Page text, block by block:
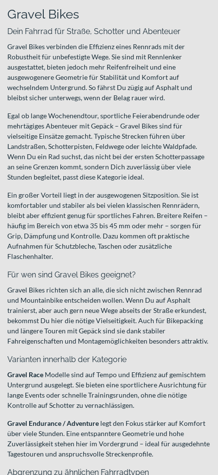
Gravel Bikes
Dein Fahrrad für Straße, Schotter und Abenteuer
Gravel Bikes verbinden die Effizienz eines Rennrads mit der
Robustheit für unbefestigte Wege. Sie sind mit Rennlenker
ausgestattet, bieten jedoch mehr Reifenfreiheit und eine
ausgewogenere Geometrie für Stabilität und Komfort auf
wechselndem Untergrund. So fährst Du zügig auf Asphalt und
bleibst sicher unterwegs, wenn der Belag rauer wird.
Egal ob lange Wochenendtour, sportliche Feierabendrunde oder
mehrtägiges Abenteuer mit Gepäck – Gravel Bikes sind für
vielseitige Einsätze gemacht. Typische Strecken führen über
Landstraßen, Schotterpisten, Feldwege oder leichte Waldpfade.
Wenn Du ein Rad suchst, das nicht bei der ersten Schotterpassage
an seine Grenzen kommt, sondern Dich zuverlässig über viele
Stunden begleitet, passt diese Kategorie ideal.
Ein großer Vorteil liegt in der ausgewogenen Sitzposition. Sie ist
komfortabler und stabiler als bei vielen klassischen Rennrädern,
bleibt aber effizient genug für sportliches Fahren. Breitere Reifen –
häufig im Bereich von etwa 35 bis 45 mm oder mehr – sorgen für
Grip, Dämpfung und Kontrolle. Dazu kommen oft praktische
Aufnahmen für Schutzbleche, Taschen oder zusätzliche
Flaschenhalter.
Für wen sind Gravel Bikes geeignet?
Gravel Bikes richten sich an alle, die sich nicht zwischen Rennrad
und Mountainbike entscheiden wollen. Wenn Du auf Asphalt
trainierst, aber auch gern neue Wege abseits der Straße erkundest,
bekommst Du hier die nötige Vielseitigkeit. Auch für Bikepacking
und längere Touren mit Gepäck sind sie dank stabiler
Fahreigenschaften und Montagemöglichkeiten besonders attraktiv.
Varianten innerhalb der Kategorie
Gravel Race Modelle sind auf Tempo und Effizienz auf gemischtem
Untergrund ausgelegt. Sie bieten eine sportlichere Ausrichtung für
lange Events oder schnelle Trainingsrunden, ohne die nötige
Kontrolle auf Schotter zu vernachlässigen.
Gravel Endurance / Adventure legt den Fokus stärker auf Komfort
über viele Stunden. Eine entspanntere Geometrie und hohe
Zuverlässigkeit stehen hier im Vordergrund – ideal für ausgedehnte
Tagestouren und anspruchsvolle Streckenprofile.
Abgrenzung zu ähnlichen Fahrradtypen